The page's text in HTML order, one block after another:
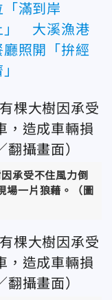
「滿到岸
」 大溪漁港
廳照開「拚經
承受不住風力倒
場一片狼藉。（圖